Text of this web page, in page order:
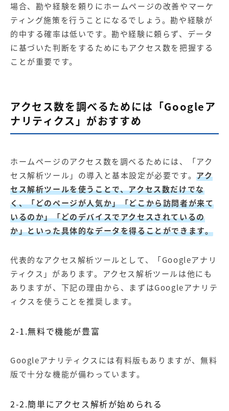
場合、勘や経験を頼りにホームページの改善やマーケ
ティング施策を行うことになるでしょう。勘や経験が
的中する確率は低いです。勘や経験に頼らず、データ
に基づいた判断をするためにもアクセス数を把握する
ことが重要です。
アクセス数を調べるためには「Googleア
ナリティクス」がおすすめ
ホームページのアクセス数を調べるためには、「アク
セス解析ツール」の導入と基本設定が必要です。アク
セス解析ツールを使うことで、アクセス数だけでな
く、「どのページが人気か」「どこから訪問者が来て
いるのか」「どのデバイスでアクセスされているの
か」といった具体的なデータを得ることができます。
代表的なアクセス解析ツールとして、「Googleアナリ
ティクス」があります。アクセス解析ツールは他にも
ありますが、下記の理由から、まずはGoogleアナリテ
ィクスを使うことを推奨します。
2-1.無料で機能が豊富
Googleアナリティクスには有料版もありますが、無料
版で十分な機能が備わっています。
2-2.簡単にアクセス解析が始められる